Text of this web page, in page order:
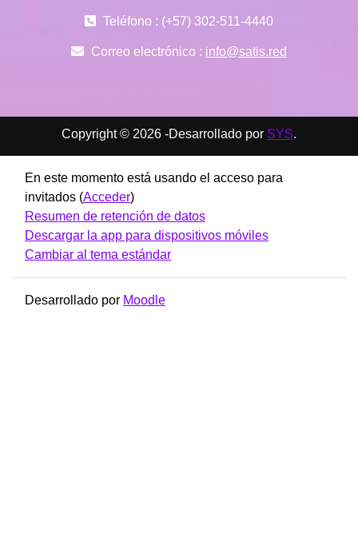
Teléfono : (+57) 302-511-4440
Correo electrónico : info@satis.red
Copyright © 2026 -Desarrollado por SYS.
En este momento está usando el acceso para
invitados (Acceder)
Resumen de retención de datos
Descargar la app para dispositivos móviles
Cambiar al tema estándar
Desarrollado por Moodle